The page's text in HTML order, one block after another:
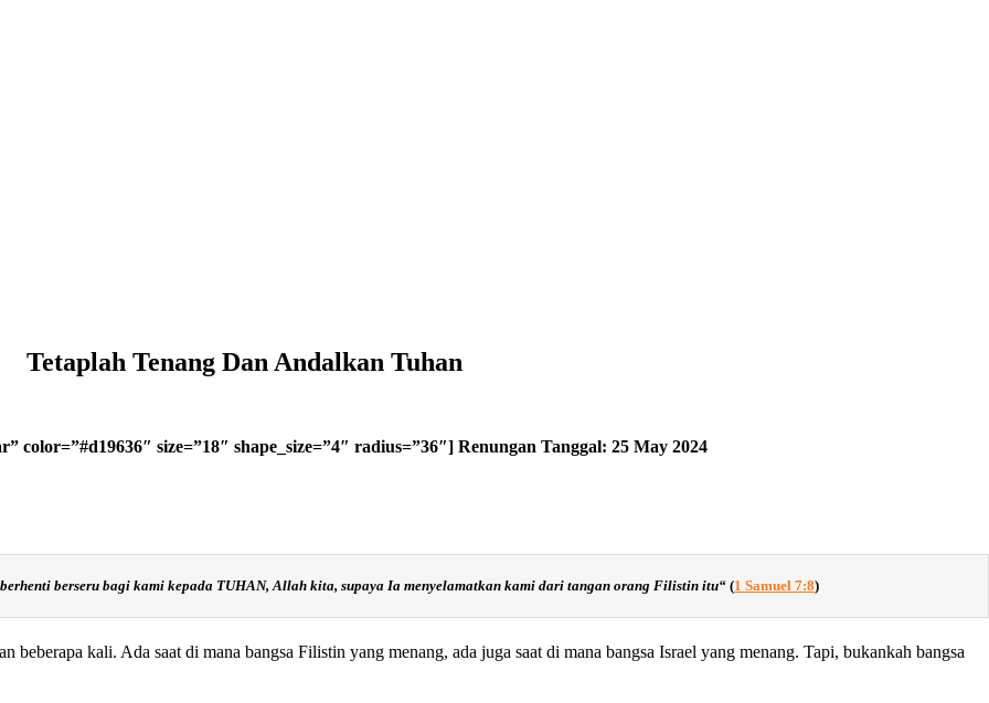
Tetaplah Tenang Dan Andalkan Tuhan
color=”#d19636″ size=”18″ shape_size=”4″ radius=”36″] Renungan Tanggal: 25 May 2024
berseru bagi kami kepada TUHAN, Allah kita, supaya Ia menyelamatkan kami dari tangan orang Filistin itu“ (1 Samuel 7:8)
beberapa kali. Ada saat di mana bangsa Filistin yang menang, ada juga saat di mana bangsa Israel yang menang. Tapi, bukankah bangsa